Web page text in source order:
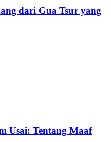
dari Gua Tsur yang
Usai: Tentang Maaf